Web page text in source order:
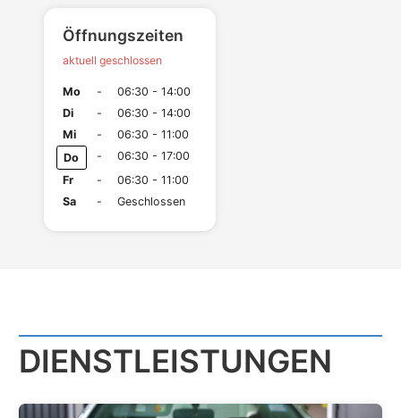
Öffnungszeiten
aktuell geschlossen
Mo -
06:30 - 14:00
Di
-
06:30 - 14:00
Mi
-
06:30 - 11:00
Do
-
06:30 - 17:00
Fr
-
06:30 - 11:00
Sa
- Geschlossen
DIENST­LEISTUNGEN